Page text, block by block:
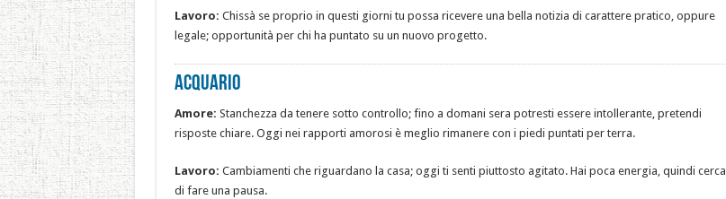
Lavoro: Chissà se proprio in questi giorni tu possa ricevere una bella notizia di carattere pratico, oppure
legale; opportunità per chi ha puntato su un nuovo progetto.
Acquario
Amore: Stanchezza da tenere sotto controllo; fino a domani sera potresti essere intollerante, pretendi
risposte chiare. Oggi nei rapporti amorosi è meglio rimanere con i piedi puntati per terra.
Lavoro: Cambiamenti che riguardano la casa; oggi ti senti piuttosto agitato. Hai poca energia, quindi cerca
di fare una pausa.